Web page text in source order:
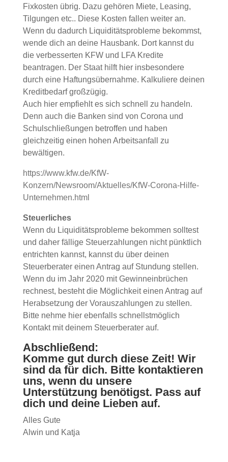
Fixkosten übrig. Dazu gehören Miete, Leasing,
Tilgungen etc.. Diese Kosten fallen weiter an.
Wenn du dadurch Liquiditätsprobleme bekommst,
wende dich an deine Hausbank. Dort kannst du
die verbesserten KFW und LFA Kredite
beantragen. Der Staat hilft hier insbesondere
durch eine Haftungsübernahme. Kalkuliere deinen
Kreditbedarf großzügig.
Auch hier empfiehlt es sich schnell zu handeln.
Denn auch die Banken sind von Corona und
Schulschließungen betroffen und haben
gleichzeitig einen hohen Arbeitsanfall zu
bewältigen.
https://www.kfw.de/KfW-
Konzern/Newsroom/Aktuelles/KfW-Corona-Hilfe-
Unternehmen.html
Steuerliches
Wenn du Liquiditätsprobleme bekommen solltest
und daher fällige Steuerzahlungen nicht pünktlich
entrichten kannst, kannst du über deinen
Steuerberater einen Antrag auf Stundung stellen.
Wenn du im Jahr 2020 mit Gewinneinbrüchen
rechnest, besteht die Möglichkeit einen Antrag auf
Herabsetzung der Vorauszahlungen zu stellen.
Bitte nehme hier ebenfalls schnellstmöglich
Kontakt mit deinem Steuerberater auf.
Abschließend:
Komme gut durch diese Zeit! Wir
sind da für dich. Bitte kontaktieren
uns, wenn du unsere
Unterstützung benötigst. Pass auf
dich und deine Lieben auf.
Alles Gute
Alwin und Katja